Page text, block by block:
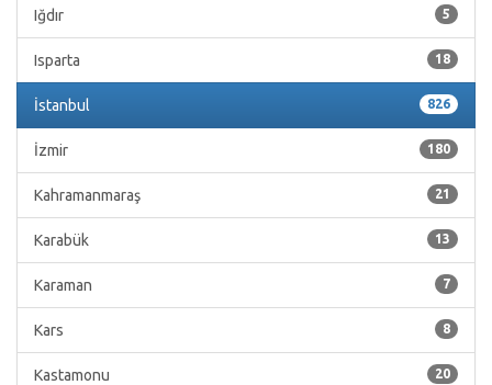
5
Iğdır
18
Isparta
826
İstanbul
180
İzmir
21
Kahramanmaraş
13
Karabük
7
Karaman
8
Kars
20
Kastamonu